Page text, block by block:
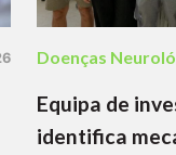
Doenças
Equipa de
identifica